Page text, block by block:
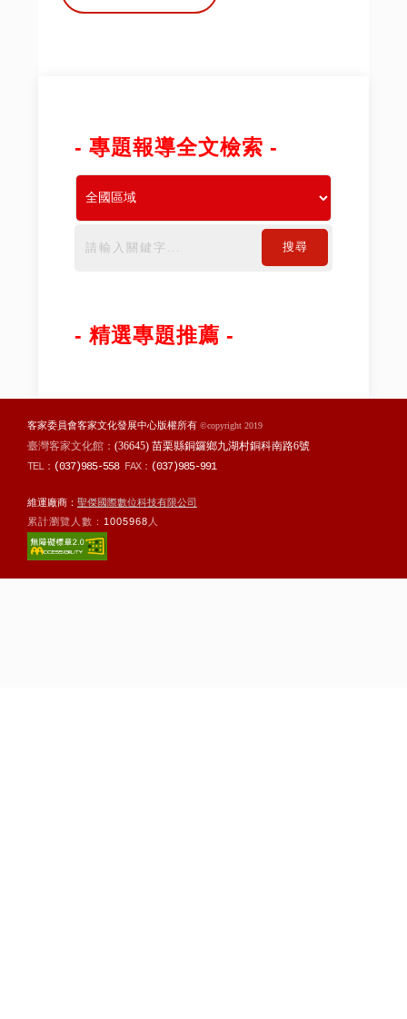
- 專題報導全文檢索 -
搜尋
- 精選專題推薦 -
客家委員會客家文化發展中心版權所有 ©copyright 2019
臺灣客家文化館： (36645) 苗栗縣銅鑼鄉九湖村銅科南路6號
TEL： (037)985-558FAX： (037)985-991
維運廠商： 聖傑國際數位科技有限公司
累計瀏覽人數： 1005968 人